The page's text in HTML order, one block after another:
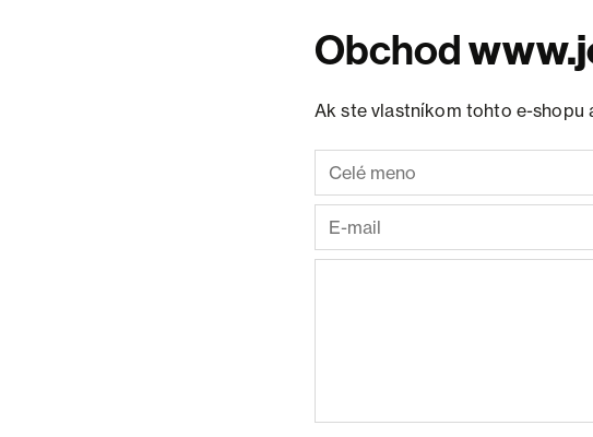
Obchod
Ak ste vlastníkom tohto e-shopu